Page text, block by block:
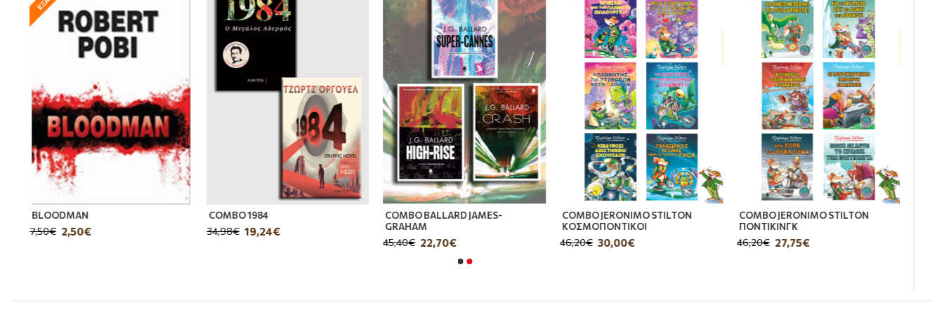
BLOODMAN
2,50€
7,50€
COMBO 1984
19,24€
34,98€
COMBO BALLARD JAMES-
GRAHAM
22,70€
45,40€
COMBO JERONIMO STILTON
ΚΟΣΜΟΠΟΝΤΙΚΟΙ
30,00€
46,20€
COMBO JERONIMO STILTON
ΠΟΝΤΙΚΙΝΓΚ
27,75€
46,20€